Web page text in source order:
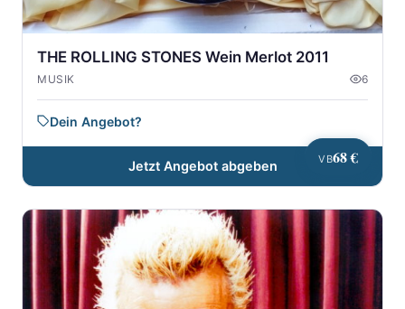
VB68 €
THE ROLLING STONES Wein Merlot 2011
MUSIK 6
Dein Angebot?
Jetzt Angebot abgeben